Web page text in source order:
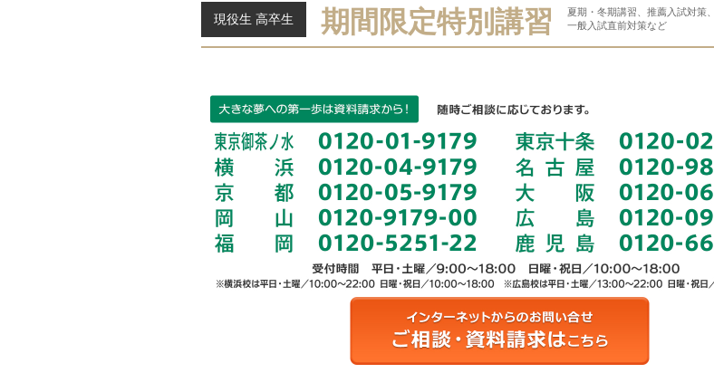
現役生 高卒生 期間限定特別講習
夏期・冬期講習、推薦入試対策、
一般入試直前対策など